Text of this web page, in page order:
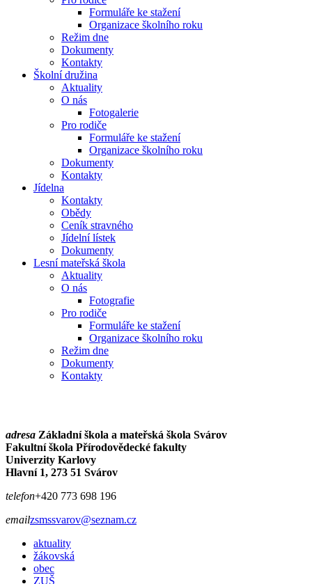
Formuláře ke stažení
Organizace školního roku
Režim dne
Dokumenty
Kontakty
Školní družina
Aktuality
O nás
Fotogalerie
Pro rodiče
Formuláře ke stažení
Organizace školního roku
Dokumenty
Kontakty
Jídelna
Kontakty
Obědy
Ceník stravného
Jídelní lístek
Dokumenty
Lesní mateřská škola
Aktuality
O nás
Fotografie
Pro rodiče
Formuláře ke stažení
Organizace školního roku
Režim dne
Dokumenty
Kontakty
adresa Základní škola a mateřská škola Svárov
Fakultní škola Přírodovědecké fakulty
Univerzity Karlovy
Hlavní 1, 273 51 Svárov
telefon+420 773 698 196
emailzsmssvarov@seznam.cz
aktuality
žákovská
obec
ZUŠ